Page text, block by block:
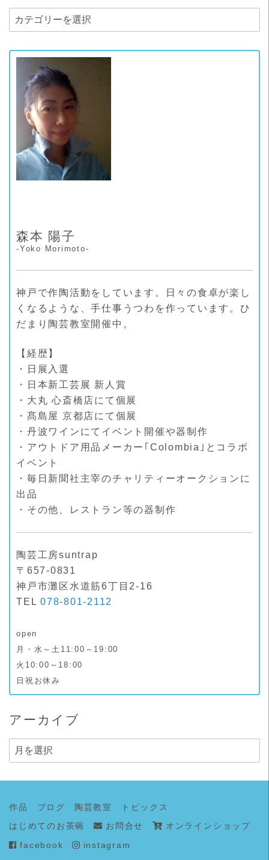
カ
テ
森本 陽子
-Yoko Morimoto-
神戸で作陶活動をしています。日々の食卓が楽し
くなるような、手仕事うつわを作っています。ひ
だまり陶芸教室開催中。
【経歴】
・日展入選
・日本新工芸展 新人賞
・大丸 心斎橋店にて個展
・髙島屋 京都店にて個展
・丹波ワインにてイベント開催や器制作
・アウトドア用品メーカー｢Colombia｣とコラボ
イベント
・毎日新聞社主宰のチャリティーオークションに
出品
・その他、レストラン等の器制作
陶芸工房suntrap
〒657-0831
神戸市灘区水道筋6丁目2-16
TEL078-801-2112
open
月・水～土11:00～19:00
火10:00～18:00
日祝お休み
アーカイブ
ア
ー
ブ
作品 ブログ 陶芸教室
トピックス
はじめてのお茶碗
お問合せ
オンラインショップ
facebook
instagram